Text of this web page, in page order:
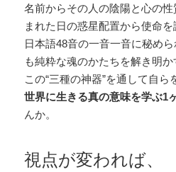
名前からその人の陰陽と心の
まれた日の惑星配置から使命
日本語48音の一音一音に秘め
も純粋な魂のかたちを解き明か
この“三種の神器”を通して自ら
世界に生きる真の意味を学ぶ1
んか。
視点が変われば、